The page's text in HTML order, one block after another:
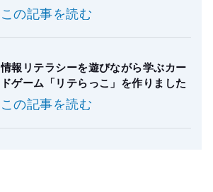
この記事を読む
情報リテラシーを遊びながら学ぶカー
ドゲーム「リテらっこ」を作りました
この記事を読む